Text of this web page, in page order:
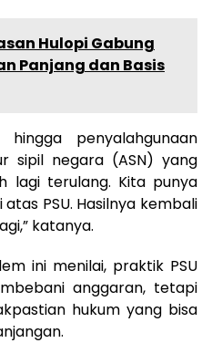
Hulopi Gabung
Panjang dan Basis
hingga penyalahgunaan
sipil negara (ASN) yang
lagi terulang. Kita punya
PSU. Hasilnya kembali
katanya.
ini menilai, praktik PSU
anggaran, tetapi
hukum yang bisa